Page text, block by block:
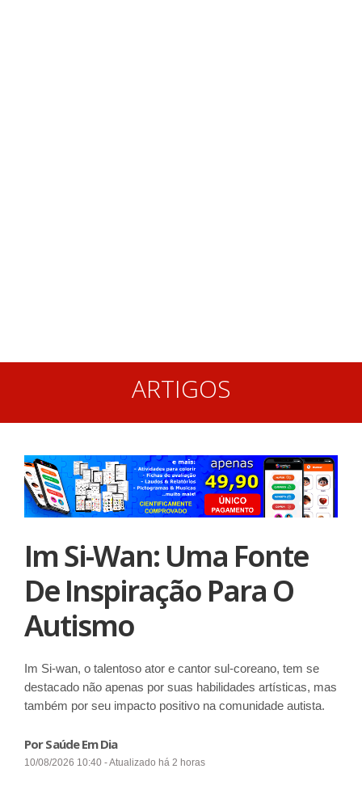
ARTIGOS
Im Si-Wan: Uma Fonte
De Inspiração Para O
Autismo
Im Si-wan, o talentoso ator e cantor sul-coreano, tem se
destacado não apenas por suas habilidades artísticas, mas
também por seu impacto positivo na comunidade autista.
Por Saúde Em Dia
10/08/2026 10:40 - Atualizado há 2 horas